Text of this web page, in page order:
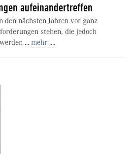
aufeinandertreffen
den nächsten Jahren vor ganz
stehen, die jedoch
... mehr ....